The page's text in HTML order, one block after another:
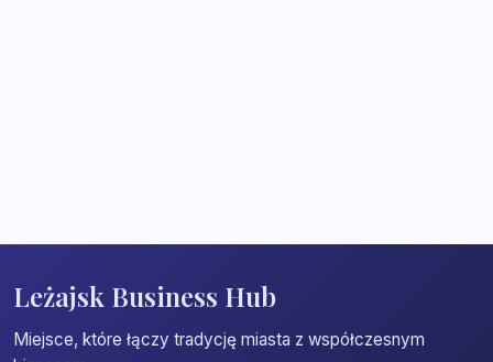
Leżajsk Business Hub
Miejsce, które łączy tradycję miasta z współczesnym